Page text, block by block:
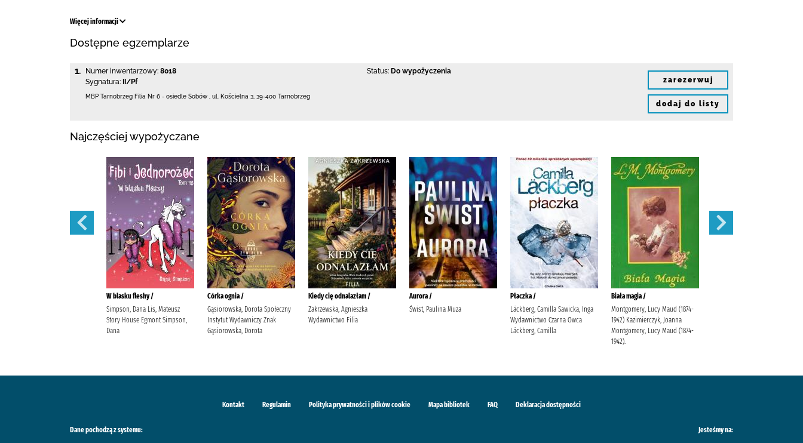
Więcej informacji
Dostępne egzemplarze
1. Numer inwentarzowy: 8018
Sygnatura:
II/Pf
Status: Do wypożyczenia
MBP Tarnobrzeg Filia Nr 6 - osiedle Sobów ul. Kościelna 3 39-400 Tarnobrzeg
zarezerwuj
dodaj do listy
Najczęściej wypożyczane
W blasku fleshy /
Simpson, Dana Lis, Mateusz
Story House Egmont Simpson,
Dana
Córka ognia /
Gąsiorowska, Dorota Społeczny
Instytut Wydawniczy Znak
Gąsiorowska, Dorota
Kiedy cię odnalazłam /
Zakrzewska, Agnieszka
Wydawnictwo Filia
Aurora /
Świst, Paulina Muza
Płaczka /
Läckberg, Camilla Sawicka, Inga
Wydawnictwo Czarna Owca
Läckberg, Camilla
Biała magia /
Montgomery, Lucy Maud (1874-
1942) Kazimierczyk, Joanna
Montgomery, Lucy Maud (1874-
1942).
Kontakt Regulamin Polityka prywatności i plików cookie Mapa bibliotek FAQ Deklaracja dostępności
Dane pochodzą z systemu: Jesteśmy na: